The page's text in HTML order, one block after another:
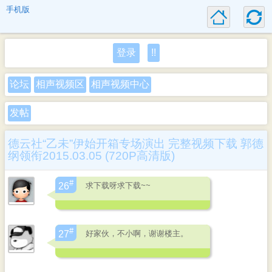
手机版
登录 !!
论坛 相声视频区 相声视频中心
发帖
德云社“乙未”伊始开箱专场演出 完整视频下载 郭德
纲领衔2015.03.05 (720P高清版)
26# 求下载呀求下载~~
27# 好家伙，不小啊，谢谢楼主。